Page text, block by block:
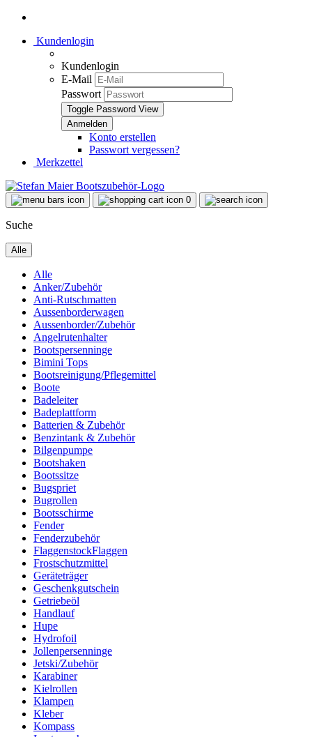
Kundenlogin
Kundenlogin
E-Mail
Passwort
Toggle Password View
Konto erstellen
Passwort vergessen?
Merkzettel
0
Suche
Alle
Alle
Anker/Zubehör
Anti-Rutschmatten
Aussenborderwagen
Aussenborder/Zubehör
Angelrutenhalter
Bootspersenninge
Bimini Tops
Bootsreinigung/Pflegemittel
Boote
Badeleiter
Badeplattform
Batterien & Zubehör
Benzintank & Zubehör
Bilgenpumpe
Bootshaken
Bootssitze
Bugspriet
Bugrollen
Bootsschirme
Fender
Fenderzubehör
FlaggenstockFlaggen
Frostschutzmittel
Geräteträger
Geschenkgutschein
Getriebeöl
Handlauf
Hupe
Hydrofoil
Jollenpersenninge
Jetski/Zubehör
Karabiner
Kielrollen
Klampen
Kleber
Kompass